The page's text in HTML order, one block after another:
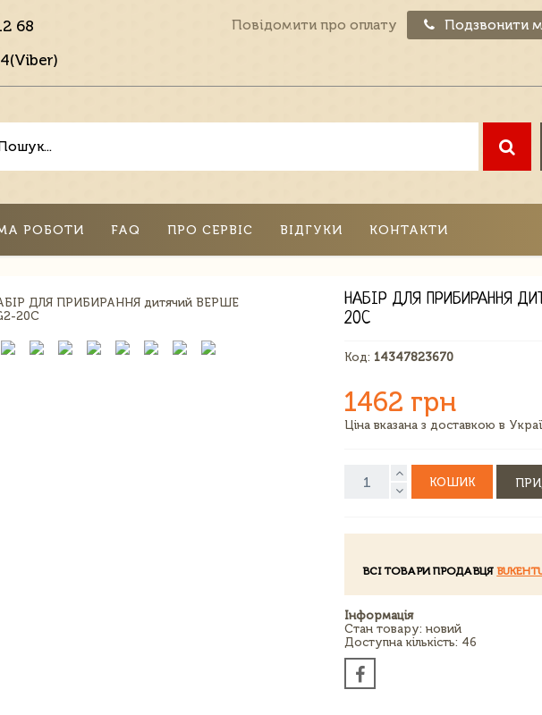
68
Повідомити про оплату Подзвонити
РОБОТИ FAQ ПРО СЕРВІС ВІДГУКИ КОНТАКТИ
НАБІР ДЛЯ ПРИБИРАННЯ
20C
Код: 14347823670
1462 грн
Ціна вказана з доставкою в
КОШИК
ВСІ ТОВАРИ ПРОДАВЦЯ
Інформація
Стан товару: новий
Доступна кількість: 46